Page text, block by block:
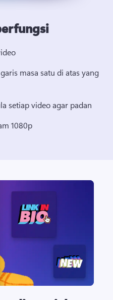
masa satu di atas yang
setiap video agar padan
1080p